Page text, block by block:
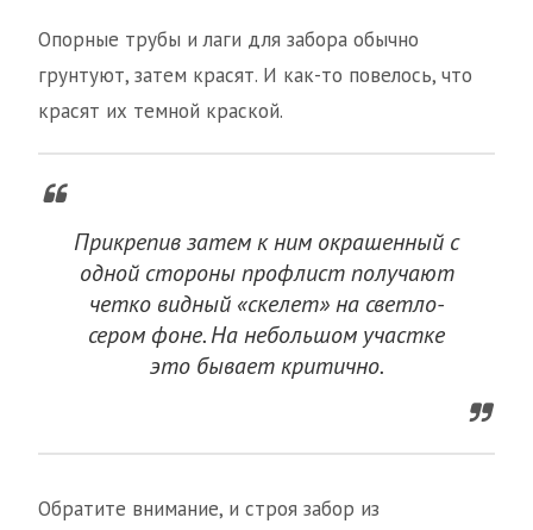
Опорные трубы и лаги для забора обычно
грунтуют, затем красят. И как-то повелось, что
красят их темной краской.
Прикрепив затем к ним окрашенный с
одной стороны профлист получают
четко видный «скелет» на светло-
сером фоне. На небольшом участке
это бывает критично.
Обратите внимание, и строя забор из